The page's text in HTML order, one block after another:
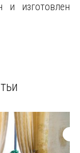
и изготовлен